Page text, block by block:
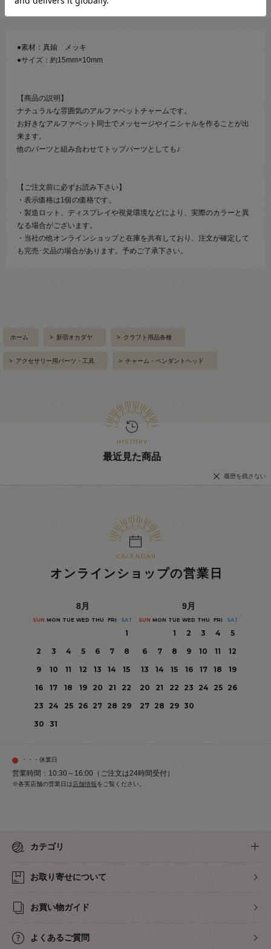
●素材：真鍮 メッキ
●サイズ：約15mm×10mm
【商品の説明】
ナチュラルな雰囲気のアルファベットチャームです。
お好きなアルファベット同士でメッセージやイニシャルを作ることが出
来ます。
他のパーツと組み合わせてトップパーツとしても♪
【ご注文前に必ずお読み下さい】
・表示価格は1個の価格です。
・製造ロット、ディスプレイや視覚環境などにより、実際のカラーと異
なる場合がございます。
・当社の他オンラインショップと在庫を共有しており、注文が確定して
も完売･欠品の場合があります。予めご了承下さい。
ホーム > 新宿オカダヤ > クラフト用品各種
> アクセサリー用パーツ・工具 > チャーム・ペンダントヘッド
最近見た商品
履歴を残さない
オンラインショップの営業日
8月
SUN MON TUE WED THU FRI SAT
1
2
3 4 5 6 7
8
9
10 11 12 13 14
15
16
17 18 19 20 21
22
23
24 25 26 27 28 29
30
31
9月
SUN MON TUE WED THU FRI SAT
1 2 3 4
5
6
7 8 9 10 11
12
13
14 15 16 17 18
19
20
21 22 23 24 25
26
27 28 29 30
・・・休業日
営業時間：10:30～16:00（ご注文は24時間受付）
※各実店舗の営業日は店舗情報をご覧ください。
カテゴリ
お取り寄せについて
お買い物ガイド
よくあるご質問